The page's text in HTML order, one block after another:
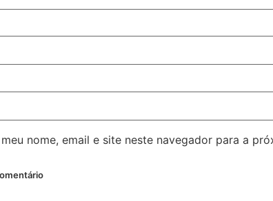
nome, email e site neste navegador para a